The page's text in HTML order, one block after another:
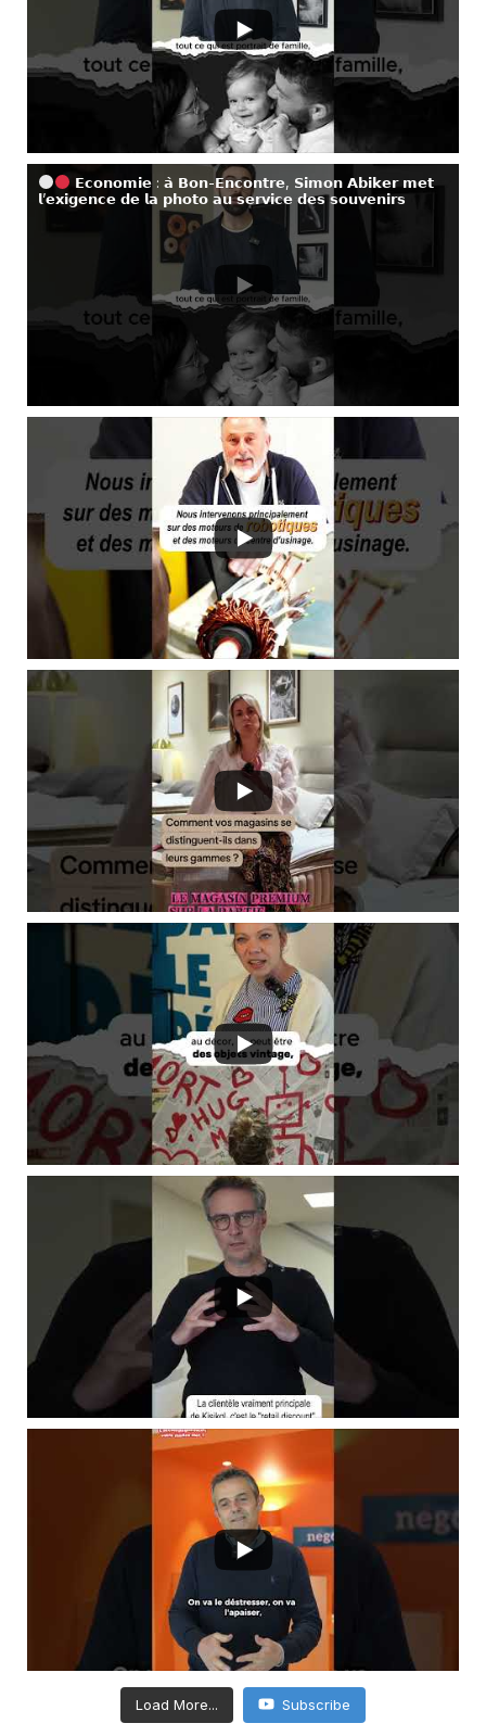
𝗘𝗰𝗼𝗻𝗼𝗺𝗶𝗲 : 𝗮̀ 𝗕𝗼𝗻-𝗘𝗻𝗰𝗼𝗻𝘁𝗿𝗲, 𝗦𝗶𝗺𝗼𝗻 𝗔𝗯𝗶𝗸𝗲𝗿 𝗺𝗲𝘁
𝗹’𝗲𝘅𝗶𝗴𝗲𝗻𝗰𝗲 𝗱𝗲 𝗹𝗮 𝗽𝗵𝗼𝘁𝗼 𝗮𝘂 𝘀𝗲𝗿𝘃𝗶𝗰𝗲 𝗱𝗲𝘀 𝘀𝗼𝘂𝘃𝗲𝗻𝗶𝗿𝘀
Load More... Subscribe